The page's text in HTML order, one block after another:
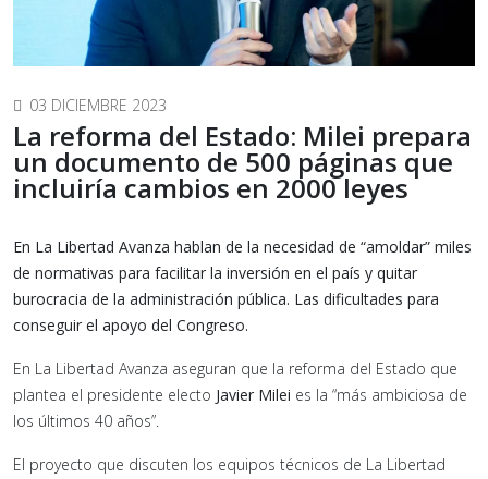
03 DICIEMBRE 2023
La reforma del Estado: Milei prepara
un documento de 500 páginas que
incluiría cambios en 2000 leyes
En La Libertad Avanza hablan de la necesidad de “amoldar” miles
de normativas para facilitar la inversión en el país y quitar
burocracia de la administración pública. Las dificultades para
conseguir el apoyo del Congreso.
En La Libertad Avanza aseguran que la reforma del Estado que
plantea el presidente electo Javier Milei es la “más ambiciosa de
los últimos 40 años”.
El proyecto que discuten los equipos técnicos de La Libertad